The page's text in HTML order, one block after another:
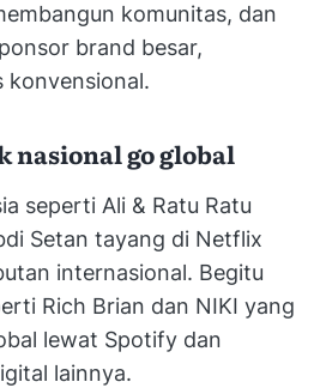
komunitas, dan
brand besar,
konvensional.
nasional go global
seperti Ali & Ratu Ratu
Setan tayang di Netflix
internasional. Begitu
Rich Brian dan NIKI yang
lewat Spotify dan
lainnya.